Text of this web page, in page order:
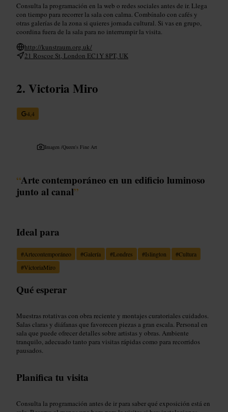
Consulta la programación en la web o redes sociales antes de ir. Llega
con tiempo para recorrer la sala con calma. Combínalo con cafés y
otras galerías de la zona si quieres jornada cultural. Si vas en grupo,
coordina fuera de la sala para no interrumpir la visita.
http://kunstraum.org.uk/
21 Roscoe St, London EC1Y 8PT, UK
Victoria Miro
4,4
Imagen /Queen's Fine Art
“Arte contemporáneo en un edificio luminoso
junto al canal”
Ideal para
#Artecontemporáneo #Galería #Londres #Islington #Cultura
#VictoriaMiro
Qué esperar
Muestras rotativas con obra reciente y montajes curatoriales cuidados.
Salas claras y diáfanas que favorecen piezas a gran escala. Personal en
sala que puede ofrecer detalles sobre artistas y obras. Ambiente
tranquilo, adecuado tanto para visitas rápidas como para recorridos
pausados.
Planifica tu visita
Consulta la programación antes de ir para saber qué exposición está en